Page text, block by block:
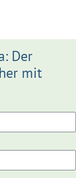
Der
mit